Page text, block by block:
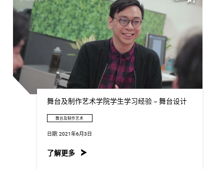
舞台及制作艺术学院学生学习经验 – 舞台设计
舞台及制作艺术
日期:2021年6月3日
了解更多